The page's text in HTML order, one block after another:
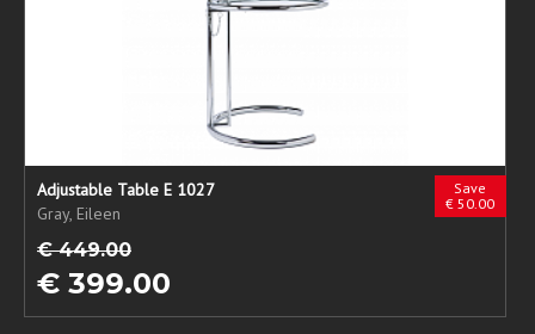
Save
€ 50.00
Adjustable Table E 1027
Gray, Eileen
€ 449.00
€ 399.00